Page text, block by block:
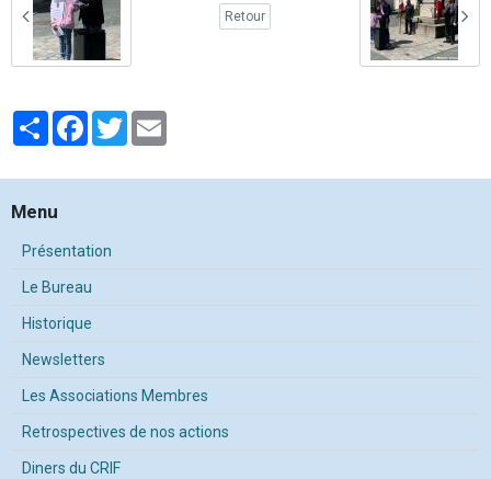
Retour
PartagerFacebook
Twitter
Menu
Présentation
Le Bureau
Historique
Newsletters
Les Associations Membres
Retrospectives de nos actions
Diners du CRIF